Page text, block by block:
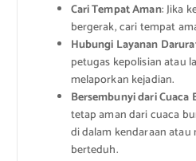
Cari Tempat Aman: Jika
bergerak, cari tempat
Hubungi Layanan
petugas kepolisian atau
melaporkan kejadian.
Bersembunyi dari Cuaca
tetap aman dari cuaca
di dalam kendaraan
berteduh.